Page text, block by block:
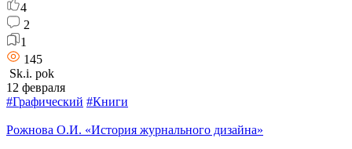
4
2
1
145
Sk.i. pok
12 февраля
#Графический #Книги
Рожнова О.И. «История журнального дизайна»